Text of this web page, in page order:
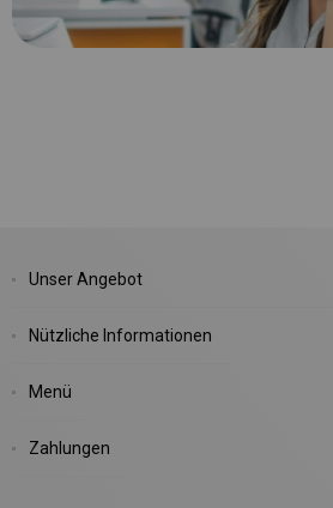
Unser Angebot
Nützliche Informationen
Menü
Zahlungen